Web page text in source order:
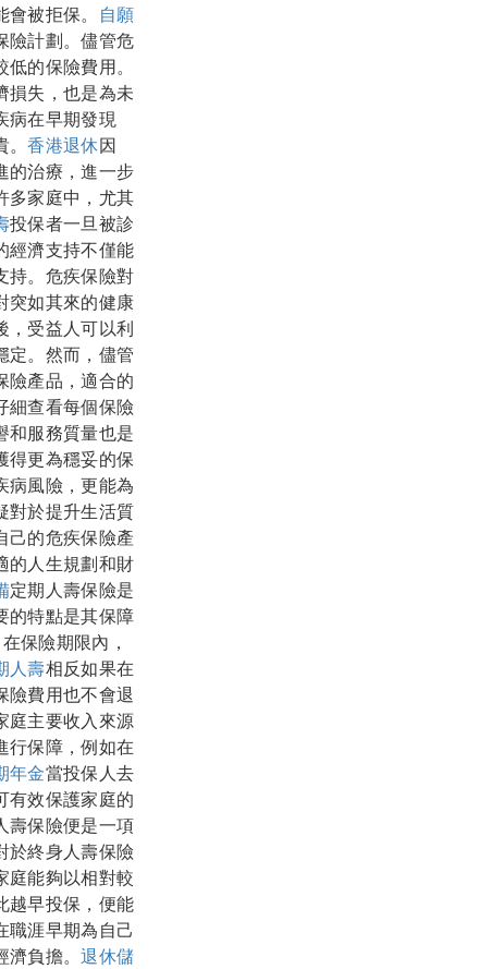
被拒保。
自願
險計劃。儘管危
的保險費用。
損失，也是為未
病在早期發現
。香港退休因
的治療，進一步
多家庭中，尤其
投保者一旦被診
經濟支持不僅能
持。危疾保險對
突如其來的健康
，受益人可以利
定。然而，儘管
險產品，適合的
細查看每個保險
和服務質量也是
得更為穩妥的保
病風險，更能為
對於提升生活質
己的危疾保險產
的人生規劃和財
定期人壽保險是
的特點是其保障
保險期限內，
人壽相反如果在
險費用也不會退
庭主要收入來源
行保障，例如在
年金當投保人去
有效保護家庭的
壽保險便是一項
於終身人壽保險
庭能夠以相對較
越早投保，便能
職涯早期為自己
濟負擔。退休儲